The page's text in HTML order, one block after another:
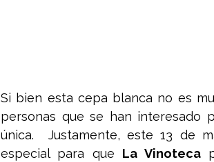
Si bien esta cepa blanca no es
personas que se han interesado
única.  Justamente, este 13 de
especial para que La Vinoteca